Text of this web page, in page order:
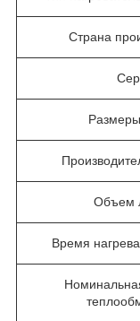
Страна
Объем
Время